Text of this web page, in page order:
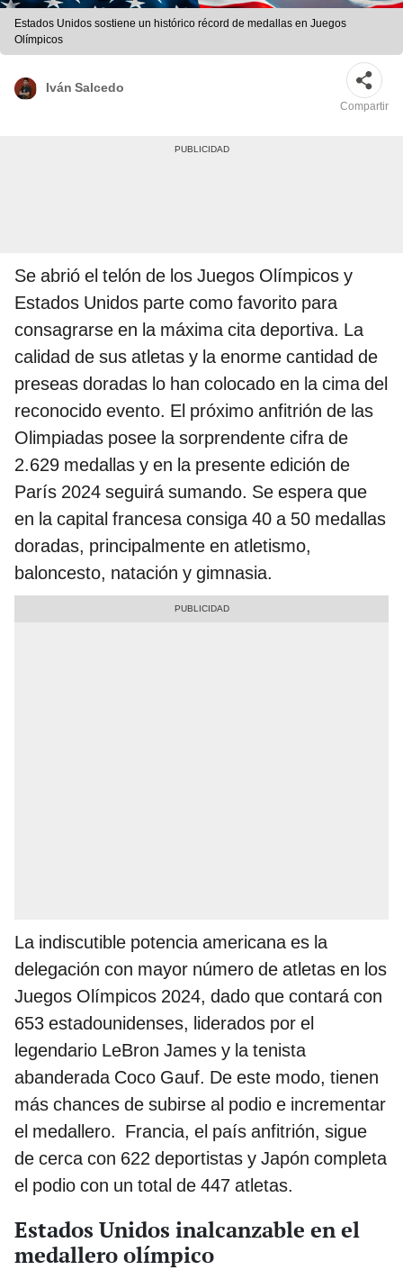
Estados Unidos sostiene un histórico récord de medallas en Juegos
Olímpicos
Iván Salcedo
Compartir
Se abrió el telón de los Juegos Olímpicos y
Estados Unidos parte como favorito para
consagrarse en la máxima cita deportiva. La
calidad de sus atletas y la enorme cantidad de
preseas doradas lo han colocado en la cima del
reconocido evento. El próximo anfitrión de las
Olimpiadas posee la sorprendente cifra de
2.629 medallas y en la presente edición de
París 2024 seguirá sumando. Se espera que
en la capital francesa consiga 40 a 50 medallas
doradas, principalmente en atletismo,
baloncesto, natación y gimnasia.
La indiscutible potencia americana es la
delegación con mayor número de atletas en los
Juegos Olímpicos 2024, dado que contará con
653 estadounidenses, liderados por el
legendario LeBron James y la tenista
abanderada Coco Gauf. De este modo, tienen
más chances de subirse al podio e incrementar
el medallero. Francia, el país anfitrión, sigue
de cerca con 622 deportistas y Japón completa
el podio con un total de 447 atletas.
Estados Unidos inalcanzable en el
medallero olímpico